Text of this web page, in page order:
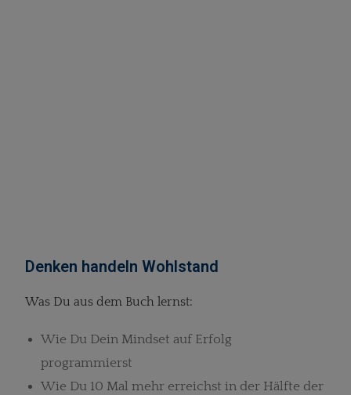
Denken handeln Wohlstand
Was Du aus dem Buch lernst:
Wie Du Dein Mindset auf Erfolg
programmierst
Wie Du 10 Mal mehr erreichst in der Hälfte der